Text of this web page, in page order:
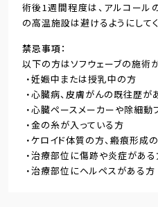
術後1週間程度は、アルコール
の高温施設は避けるようにして
禁忌事項
以下の方はソフウェーブの施術
妊娠中または授乳中の方
心臓病、皮膚がんの既往歴が
心臓ペースメーカーや除細動
金の糸が入っている方
ケロイド体質の方、瘢痕形成
治療部位に傷跡や炎症がある
治療部位にヘルペスがある方